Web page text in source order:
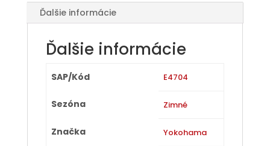
Ďalšie informácie
Ďalšie informácie
SAP/Kód E4704
Sezóna Zimné
Značka Yokohama